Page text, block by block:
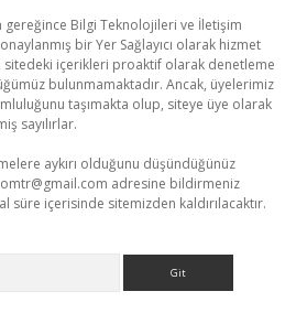
gereğince Bilgi Teknolojileri ve İletişim
bir Yer Sağlayıcı olarak hizmet
içerikleri proaktif olarak denetleme
bulunmamaktadır. Ancak, üyelerimiz
taşımakta olup, siteye üye olarak
sayılırlar.
aykırı olduğunu düşündüğünüz
adresine bildirmeniz
süre içerisinde sitemizden kaldırılacaktır.